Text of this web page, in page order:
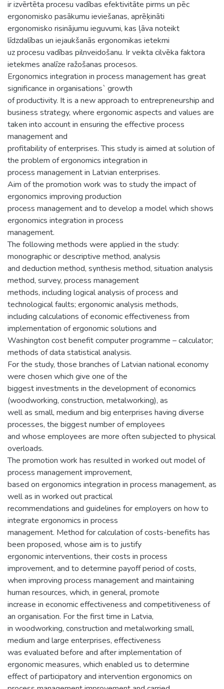
ir izvērtēta procesu vadības efektivitāte pirms un pēc
ergonomisko pasākumu ieviešanas, aprēķināti
ergonomisko risinājumu ieguvumi, kas ļāva noteikt
līdzdalības un iejaukšanās ergonomikas ietekmi
uz procesu vadības pilnveidošanu. Ir veikta cilvēka faktora
ietekmes analīze ražošanas procesos.
Ergonomics integration in process management has great
significance in organisations` growth
of productivity. It is a new approach to entrepreneurship and
business strategy, where ergonomic aspects and values are
taken into account in ensuring the effective process
management and
profitability of enterprises. This study is aimed at solution of
the problem of ergonomics integration in
process management in Latvian enterprises.
Aim of the promotion work was to study the impact of
ergonomics improving production
process management and to develop a model which shows
ergonomics integration in process
management.
The following methods were applied in the study:
monographic or descriptive method, analysis
and deduction method, synthesis method, situation analysis
method, survey, process management
methods, including logical analysis of process and
technological faults; ergonomic analysis methods,
including calculations of economic effectiveness from
implementation of ergonomic solutions and
Washington cost benefit computer programme – calculator;
methods of data statistical analysis.
For the study, those branches of Latvian national economy
were chosen which give one of the
biggest investments in the development of economics
(woodworking, construction, metalworking), as
well as small, medium and big enterprises having diverse
processes, the biggest number of employees
and whose employees are more often subjected to physical
overloads.
The promotion work has resulted in worked out model of
process management improvement,
based on ergonomics integration in process management, as
well as in worked out practical
recommendations and guidelines for employers on how to
integrate ergonomics in process
management. Method for calculation of costs-benefits has
been proposed, whose aim is to justify
ergonomic interventions, their costs in process
improvement, and to determine payoff period of costs,
when improving process management and maintaining
human resources, which, in general, promote
increase in economic effectiveness and competitiveness of
an organisation. For the first time in Latvia,
in woodworking, construction and metalworking small,
medium and large enterprises, effectiveness
was evaluated before and after implementation of
ergonomic measures, which enabled us to determine
effect of participatory and intervention ergonomics on